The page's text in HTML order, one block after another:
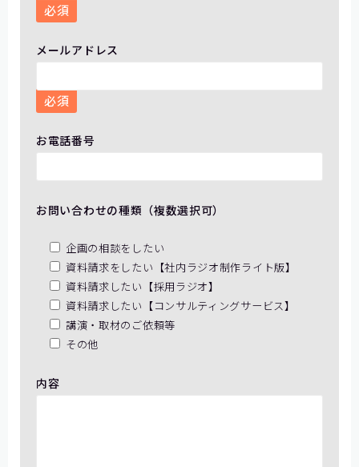
必須
メールアドレス
必須
お電話番号
お問い合わせの種類（複数選択可）
企画の相談をしたい
資料請求をしたい【社内ラジオ制作ライト版】
資料請求したい【採用ラジオ】
資料請求したい【コンサルティングサービス】
講演・取材のご依頼等
その他
内容